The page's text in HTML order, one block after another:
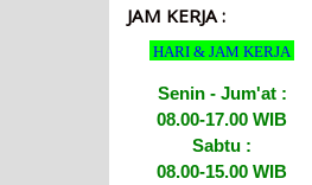
JAM KERJA :
HARI & JAM KERJA
Senin - Jum'at :
08.00-17.00 WIB
Sabtu :
08.00-15.00 WIB